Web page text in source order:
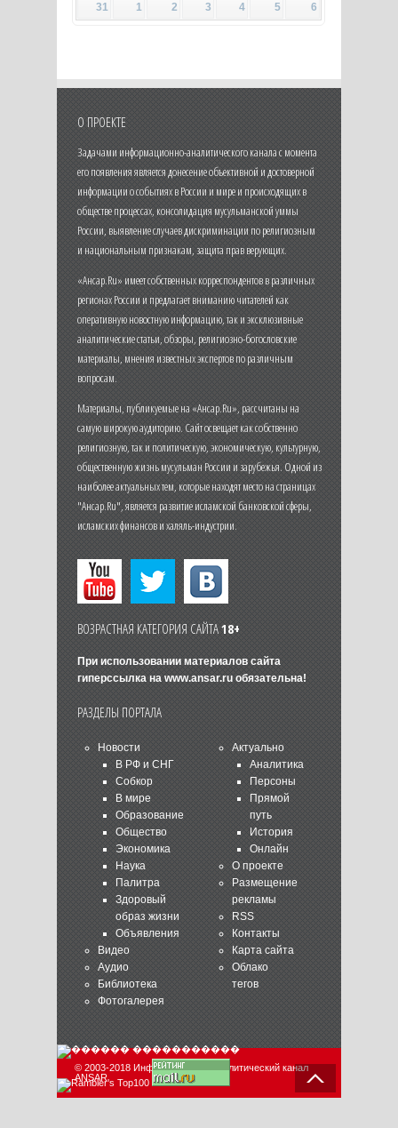
31
1 2 3 4 5 6
О ПРОЕКТЕ
Задачами информационно-аналитического канала с момента
его появления является донесение объективной и достоверной
информации о событиях в России и мире и происходящих в
обществе процессах, консолидация мусульманской уммы
России, выявление случаев дискриминации по религиозным
и национальным признакам, защита прав верующих.
«Ансар.Ru» имеет собственных корреспондентов в различных
регионах России и предлагает вниманию читателей как
оперативную новостную информацию, так и эксклюзивные
аналитические статьи, обзоры, религиозно-богословские
материалы, мнения известных экспертов по различным
вопросам.
Материалы, публикуемые на «Ансар.Ru», рассчитаны на
самую широкую аудиторию. Сайт освещает как собственно
религиозную, так и политическую, экономическую, культурную,
общественную жизнь мусульман России и зарубежья. Одной из
наиболее актуальных тем, которые находят место на страницах
"Ансар.Ru", является развитие исламской банковской сферы,
исламских финансов и халяль-индустрии.
ВОЗРАСТНАЯ КАТЕГОРИЯ САЙТА18+
При использовании материалов сайта
гиперссылка на www.ansar.ruобязательна!
РАЗДЕЛЫ ПОРТАЛА
Новости
В РФ и СНГ
Собкор
В мире
Образование
Общество
Экономика
Наука
Палитра
Здоровый
образ жизни
Объявления
Видео
Аудио
Библиотека
Фотогалерея
Актуально
Аналитика
Персоны
Прямой
путь
История
Онлайн
О проекте
Размещение
рекламы
RSS
Контакты
Карта сайта
Облако
тегов
© 2003-2018 Информационно-аналитический канал
ANSAR